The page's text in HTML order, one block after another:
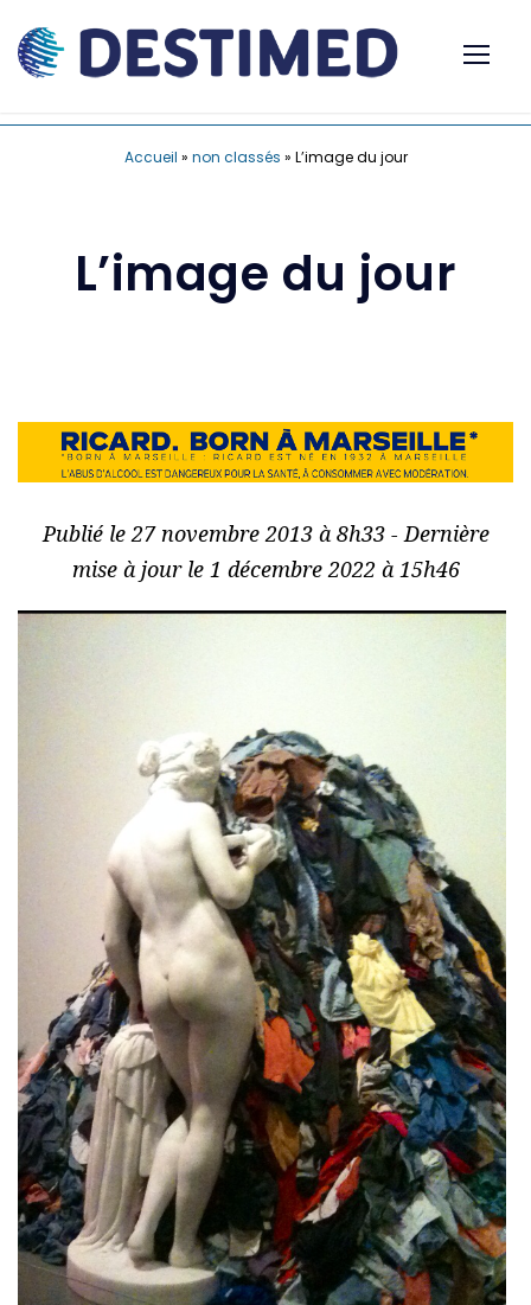
Accueil » non classés » L’image du jour
L’image du jour
Publié le 27 novembre 2013 à 8h33 - Dernière
mise à jour le 1 décembre 2022 à 15h46